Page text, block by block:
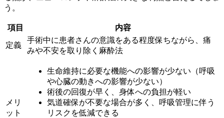
う。
項目 内容
定義
手術中に患者さんの意識をある程度保ちながら、痛
みや不安を取り除く麻酔法
メリ
ット
生命維持に必要な機能への影響が少ない（呼吸
や心臓の動きへの影響が少ない）
術後の回復が早く、身体への負担が軽い
気道確保が不要な場合が多く、呼吸管理に伴う
リスクを低減できる